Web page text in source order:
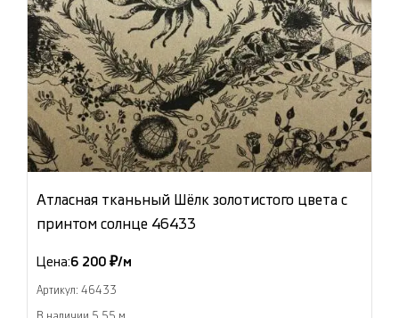
Атласная тканьный Шёлк золотистого цвета с
принтом солнце 46433
Цена:6 200 ₽/м
Артикул: 46433